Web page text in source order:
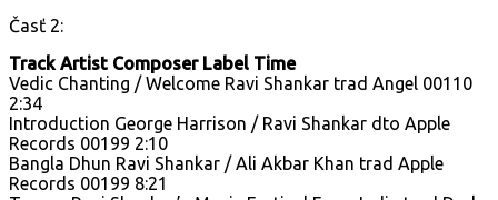
Časť 2:
Track Artist Composer Label Time
Vedic Chanting / Welcome Ravi Shankar trad Angel 00110
2:34
Introduction George Harrison / Ravi Shankar dto Apple
Records 00199 2:10
Bangla Dhun Ravi Shankar / Ali Akbar Khan trad Apple
Records 00199 8:21